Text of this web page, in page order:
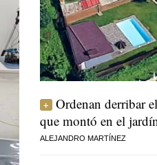
Ordenan derribar
que montó en el
ALEJANDRO MARTÍNEZ